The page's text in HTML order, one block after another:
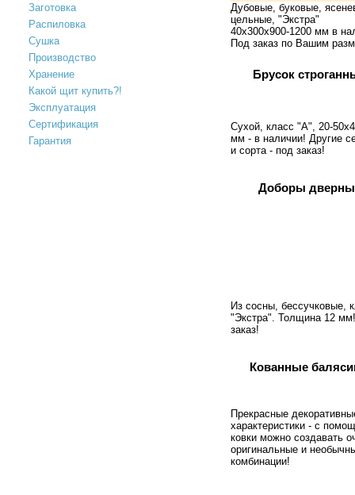
Заготовка
Распиловка
Сушка
Производство
Хранение
Какой щит купить?!
Эксплуатация
Сертификация
Гарантия
Дубовые, буковые,
цельные, "Экстра"
40х300х900-1200 мм в
Под заказ по Вашим
Брусок
Сухой, класс "А", 20-
мм - в наличии! Другие
и сорта - под заказ!
Доборы
Из сосны, бессучковые,
"Экстра". Толщина 12
заказ!
Кованные
Прекрасные
характеристики - с
ковки можно создавать
оригинальные и
комбинации!